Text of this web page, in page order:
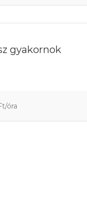
gyakornok
óra